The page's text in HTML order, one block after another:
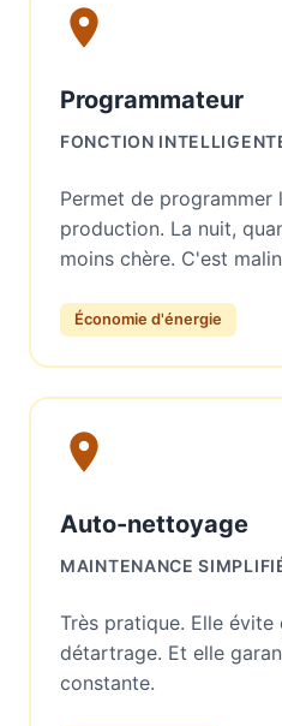
Programmateur
FONCTION
Permet de programmer
production. La nuit,
moins chère. C'est
Économie d'énergie
Auto-nettoyage
MAINTENANCE
Très pratique. Elle
détartrage. Et elle
constante.